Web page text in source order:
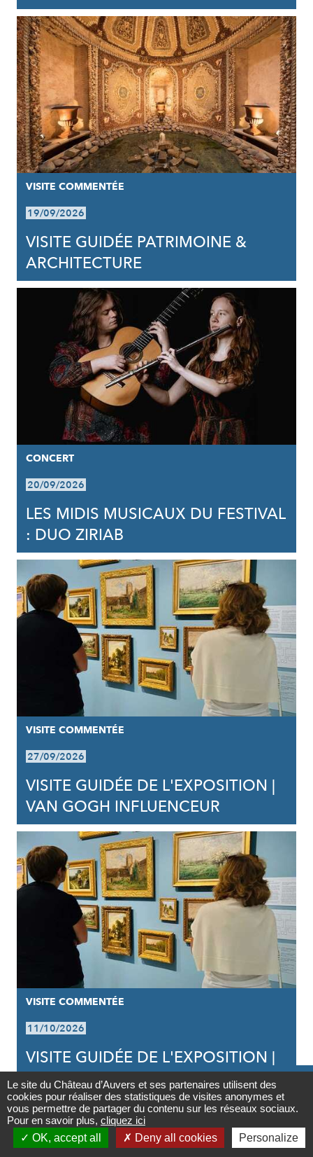
Contact

Newsletter
VISITE COMMENTÉE
19/09/2026
VISITE GUIDÉE PATRIMOINE &
ARCHITECTURE
CONCERT
20/09/2026
LES MIDIS MUSICAUX DU FESTIVAL
: DUO ZIRIAB
VISITE COMMENTÉE
27/09/2026
VISITE GUIDÉE DE L'EXPOSITION |
VAN GOGH INFLUENCEUR
VISITE COMMENTÉE
11/10/2026
VISITE GUIDÉE DE L'EXPOSITION |
VAN GOGH INFLUENCEUR
Le site du Château d’Auvers et ses partenaires utilisent des
cookies pour réaliser des statistiques de visites anonymes et
vous permettre de partager du contenu sur les réseaux sociaux.
Pour en savoir plus, cliquez ici
OK, accept all
Deny all cookies Personalize